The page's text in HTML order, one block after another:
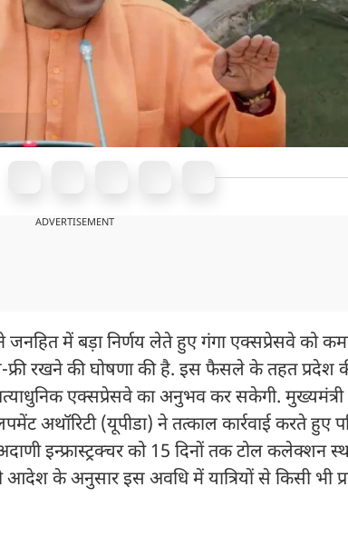
ADVERTISEMENT
जनहित में बड़ा निर्णय लेते हुए गंगा एक्सप्रेसवे को
रखने की घोषणा की है. इस फैसले के तहत प्रदेश
एक्सप्रेसवे का अनुभव कर सकेगी. मुख्यमंत्री
अथॉरिटी (यूपीडा) ने तत्काल कार्रवाई करते हुए
इन्फ्रास्ट्रक्चर को 15 दिनों तक टोल कलेक्शन
आदेश के अनुसार इस अवधि में यात्रियों से किसी भी